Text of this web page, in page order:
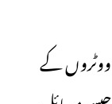
کے